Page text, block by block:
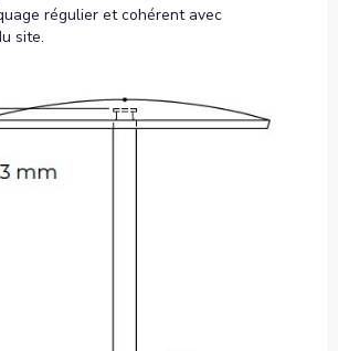
régulier et cohérent avec
site.